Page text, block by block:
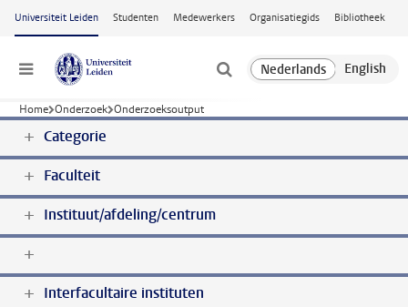
Ga naar hoofdinhoud
Universiteit Leiden Studenten Medewerkers Organisatiegids Bibliotheek
Menu
Home Onderzoek Onderzoeksoutput
Categorie
Faculteit
Instituut/afdeling/centrum
Interfacultaire instituten